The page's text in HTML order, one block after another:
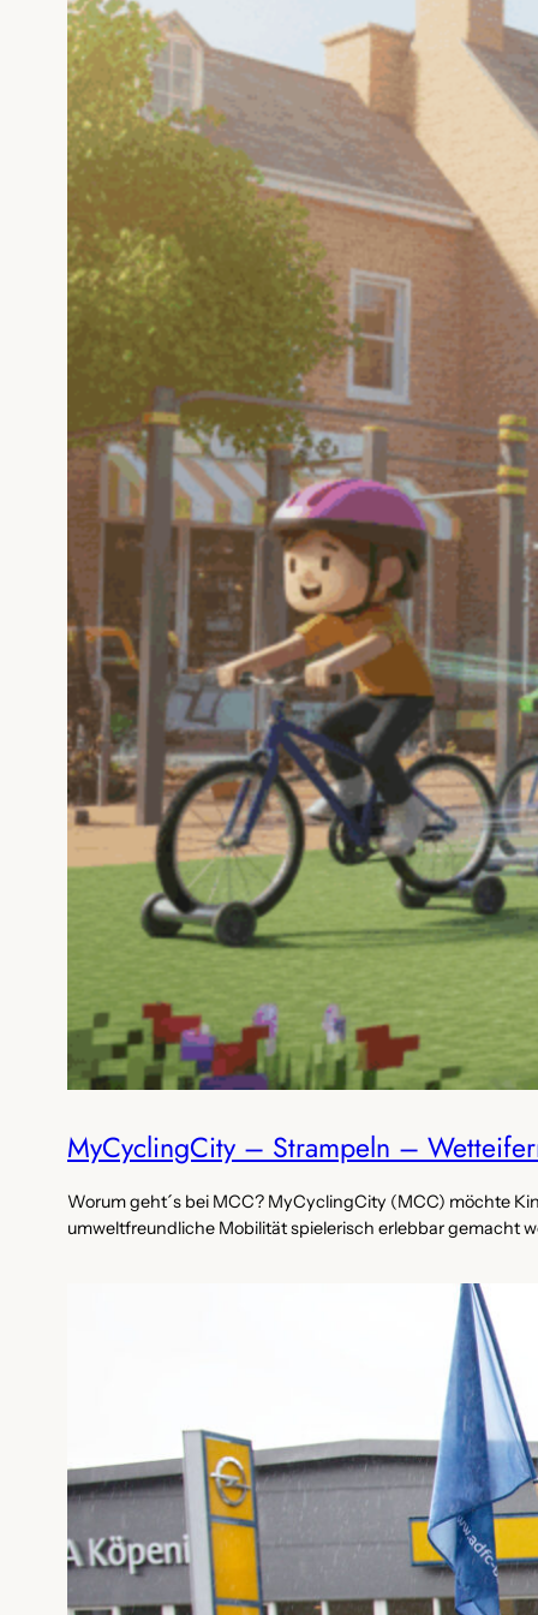
MyCyclingCity – Strampeln –
Worum geht´s bei MCC? MyCyclingCity (MCC) möchte
umweltfreundliche Mobilität spielerisch erlebbar gemacht